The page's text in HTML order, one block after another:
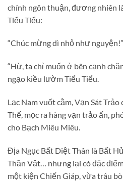
chính ngôn thuận, đương nhiên
Tiểu Tiểu:
“Chúc mừng dì nhỏ như nguyện!”
“Hừ, ta chỉ muốn ở bên cạnh
ngạo kiều lườm Tiểu Tiểu.
Lạc Nam vuốt cằm, Vạn Sát
Thế, mọc ra hàng vạn trảo ấn,
cho Bạch Miêu Miêu.
Địa Ngục Bất Diệt Thân là Bất
Thần Vật… nhưng lại có đặc
một kiện Chiến Giáp, vừa trâu